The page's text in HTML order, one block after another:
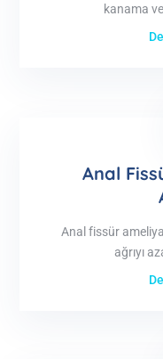
kanama
Anal
Anal fissür
ağrıyı